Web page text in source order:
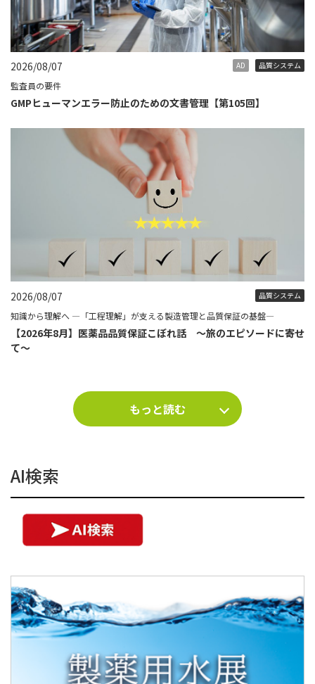
2026/08/07 AD 品質システム
監査員の要件
GMPヒューマンエラー防止のための文書管理【第105回】
2026/08/07 品質システム
知識から理解へ ―「工程理解」が支える製造管理と品質保証の基盤―
【2026年8月】医薬品品質保証こぼれ話 ～旅のエピソードに寄せ
て～
もっと読む
AI検索